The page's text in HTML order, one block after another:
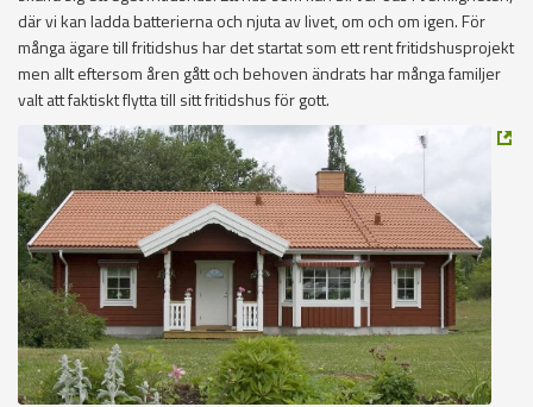
där vi kan ladda batterierna och njuta av livet, om och om igen. För
många ägare till fritidshus har det startat som ett rent fritidshusprojekt
men allt eftersom åren gått och behoven ändrats har många familjer
valt att faktiskt flytta till sitt fritidshus för gott.